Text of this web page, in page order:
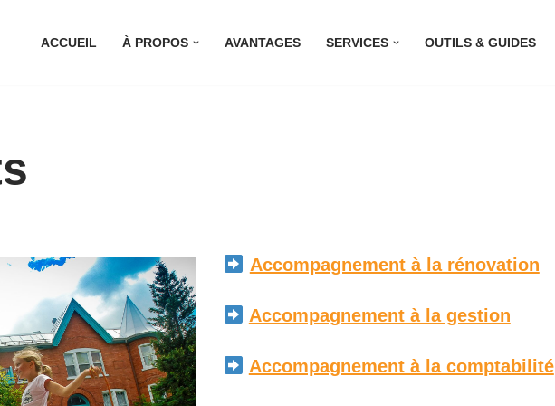
ACCUEIL À PROPOS AVANTAGES SERVICES OUTILS & GUIDES
Accompagnement à la rénovation
Accompagnement à la gestion
Accompagnement à la comptabilité